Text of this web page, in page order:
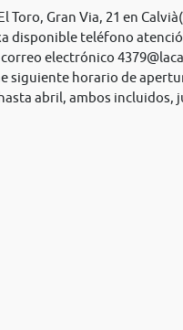
Toro, Gran Via, 21 en
disponible teléfono
electrónico
siguiente horario de
abril, ambos incluidos,